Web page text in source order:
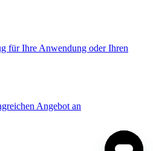
für Ihre Anwendung oder Ihren
Angebot an